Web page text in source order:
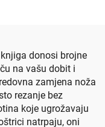
donosi brojne
na vašu dobit i
zamjena noža
rezanje bez
koje ugrožavaju
natrpaju, oni